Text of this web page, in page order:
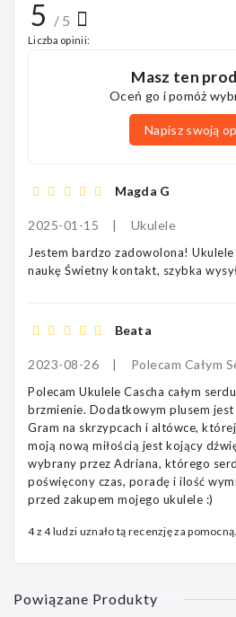
5 / 5
Liczba opinii:
Masz ten
Oceń go i pomóż
Napisz swoją
Magda G
2025-01-15 | Ukulele
Jestem bardzo zadowolona! Ukulele
naukę Świetny kontakt, szybka
Beata
2023-08-26 | Polecam Całym
Polecam Ukulele Cascha całym
brzmienie. Dodatkowym plusem
Gram na skrzypcach i altówce,
moją nową miłością jest kojący
wybrany przez Adriana, którego
poświęcony czas, poradę i ilość
przed zakupem mojego ukulele :)
4 z 4 ludzi uznało tą recenzję za pomocną.
Powiązane Produkty